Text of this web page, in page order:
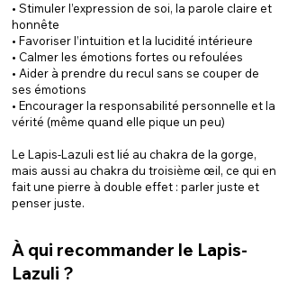
• Stimuler l’expression de soi, la parole claire et
honnête
• Favoriser l’intuition et la lucidité intérieure
• Calmer les émotions fortes ou refoulées
• Aider à prendre du recul sans se couper de
ses émotions
• Encourager la responsabilité personnelle et la
vérité (même quand elle pique un peu)
Le Lapis-Lazuli est lié au chakra de la gorge,
mais aussi au chakra du troisième œil, ce qui en
fait une pierre à double effet : parler juste et
penser juste.
À qui recommander le Lapis-
Lazuli ?